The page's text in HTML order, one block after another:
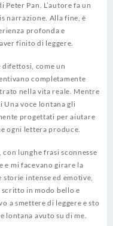
Pan. L’autore fa un
narrazione. Alla fine, è
profonda e
finito di leggere.
come un
completamente
nella vita reale. Mentre
voce lontana gli
progettati per aiutare
ogni lettera produce.
lunghe frasi sconnesse
e mi facevano girare la
storie intense ed emotive,
scritto in modo bello e
a smettere di leggere e sto
lontana avuto su di me.